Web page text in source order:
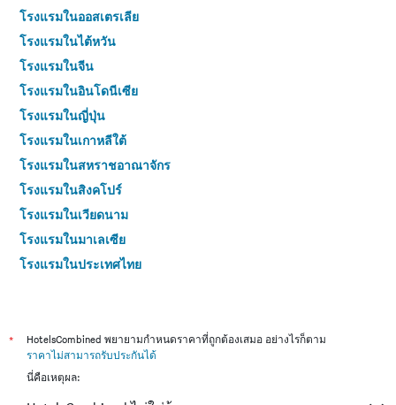
โรงแรมในออสเตรเลีย
โรงแรมในไต้หวัน
โรงแรมในจีน
โรงแรมในอินโดนีเซีย
โรงแรมในญี่ปุ่น
โรงแรมในเกาหลีใต้
โรงแรมในสหราชอาณาจักร
โรงแรมในสิงคโปร์
โรงแรมในเวียดนาม
โรงแรมในมาเลเซีย
โรงแรมในประเทศไทย
*
HotelsCombined พยายามกำหนดราคาที่ถูกต้องเสมอ อย่างไรก็ตาม
ราคาไม่สามารถรับประกันได้
นี่คือเหตุผล: